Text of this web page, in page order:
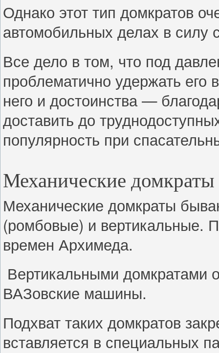
Однако этот тип домкратов
автомобильных делах в силу
Все дело в том, что под
проблематично удержать его
него и достоинства —
доставить до
популярность при
Механические домкраты
Механические домкраты
(ромбовые) и вертикальные.
времен Архимеда.
Вертикальными домкратами
ВАЗовские машины.
Подхват таких домкратов
вставляется в специальных